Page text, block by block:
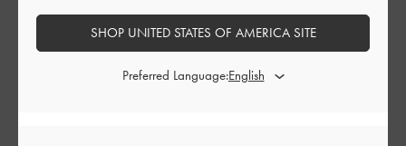
このレビューは役に立ちましたか？
SHOP UNITED STATES OF AMERICA SITE
Preferred Language: